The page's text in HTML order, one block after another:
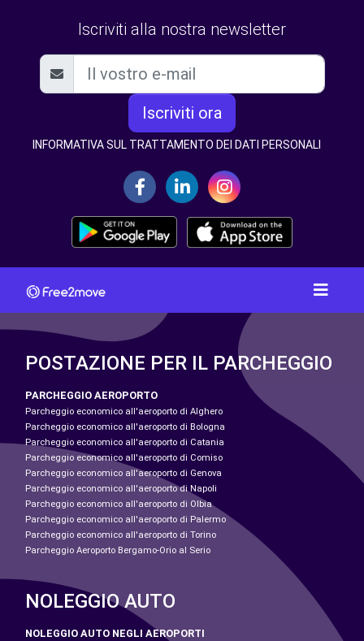
Iscriviti alla nostra newsletter
Iscriviti ora
INFORMATIVA SUL TRATTAMENTO DEI DATI PERSONALI
POSTAZIONE PER IL PARCHEGGIO
PARCHEGGIO AEROPORTO
Parcheggio economico all'aeroporto di Alghero
Parcheggio economico all'aeroporto di Bologna
Parcheggio economico all'aeroporto di Catania
Parcheggio economico all'aeroporto di Comiso
Parcheggio economico all'aeroporto di Genova
Parcheggio economico all'aeroporto di Napoli
Parcheggio economico all'aeroporto di Olbia
Parcheggio economico all'aeroporto di Palermo
Parcheggio economico all'aeroporto di Torino
Parcheggio Aeroporto Bergamo-Orio al Serio
NOLEGGIO AUTO
NOLEGGIO AUTO NEGLI AEROPORTI